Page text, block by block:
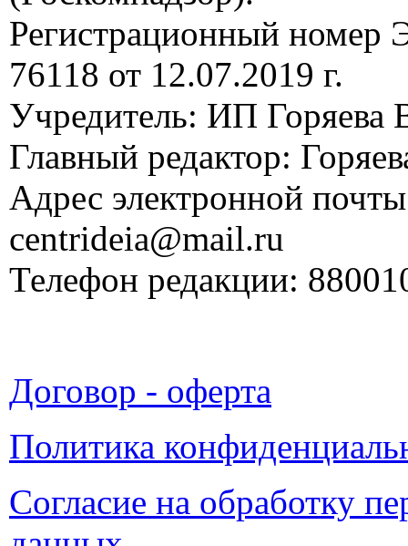
Регистрационный
76118 от 12.07.2019 г.
Учредитель: ИП Горяева
Главный редактор:
Адрес электронной
centrideia@mail.ru
Телефон редакции:
Договор - оферта
Политика
Согласие на обработку